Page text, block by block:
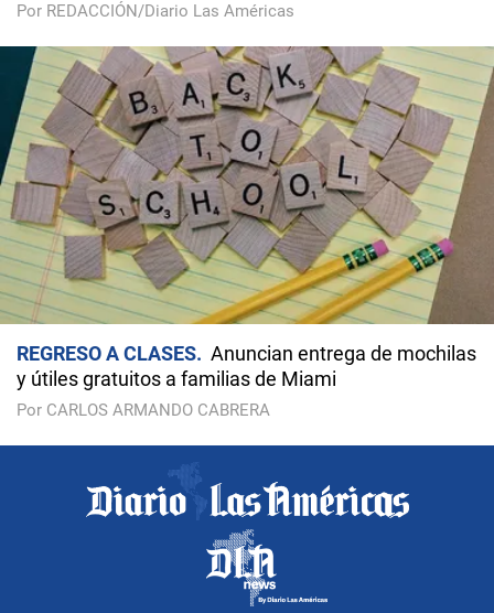
Por REDACCIÓN/Diario Las Américas
REGRESO A CLASES
Anuncian entrega de mochilas
y útiles gratuitos a familias de Miami
Por CARLOS ARMANDO CABRERA